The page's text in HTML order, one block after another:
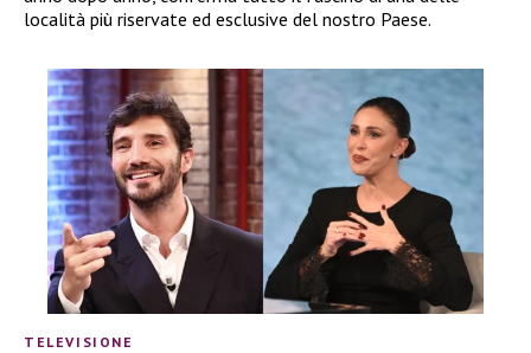
località più riservate ed esclusive del nostro Paese.
TELEVISIONE